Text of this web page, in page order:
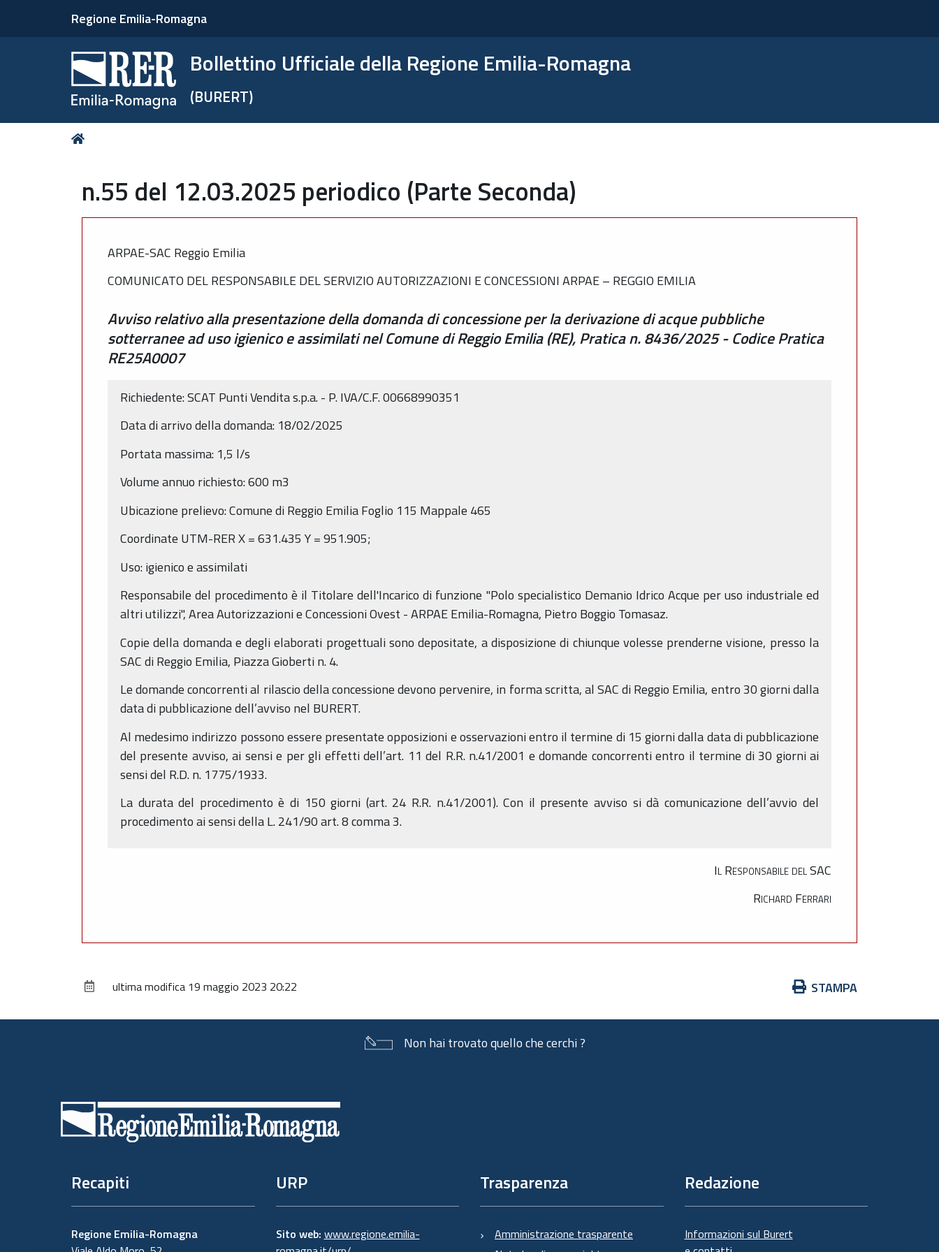
Regione Emilia-Romagna
Bollettino Ufficiale della Regione Emilia-Romagna
(BURERT)
Tu
n.55 del 12.03.2025 periodico (Parte Seconda)
ARPAE-SAC Reggio Emilia
COMUNICATO DEL RESPONSABILE DEL SERVIZIO AUTORIZZAZIONI E CONCESSIONI ARPAE – REGGIO EMILIA
Avviso relativo alla presentazione della domanda di concessione per la derivazione di acque pubbliche
sotterranee ad uso igienico e assimilati nel Comune di Reggio Emilia (RE), Pratica n. 8436/2025 - Codice Pratica
RE25A0007
Richiedente: SCAT Punti Vendita s.p.a. - P. IVA/C.F. 00668990351
Data di arrivo della domanda: 18/02/2025
Portata massima: 1,5 l/s
Volume annuo richiesto: 600 m3
Ubicazione prelievo: Comune di Reggio Emilia Foglio 115 Mappale 465
Coordinate UTM-RER X = 631.435 Y = 951.905;
Uso: igienico e assimilati
Responsabile del procedimento è il Titolare dell'Incarico di funzione "Polo specialistico Demanio Idrico Acque per uso industriale ed
altri utilizzi", Area Autorizzazioni e Concessioni Ovest - ARPAE Emilia-Romagna, Pietro Boggio Tomasaz.
Copie della domanda e degli elaborati progettuali sono depositate, a disposizione di chiunque volesse prenderne visione, presso la
SAC di Reggio Emilia, Piazza Gioberti n. 4.
Le domande concorrenti al rilascio della concessione devono pervenire, in forma scritta, al SAC di Reggio Emilia, entro 30 giorni dalla
data di pubblicazione dell’avviso nel BURERT.
Al medesimo indirizzo possono essere presentate opposizioni e osservazioni entro il termine di 15 giorni dalla data di pubblicazione
del presente avviso, ai sensi e per gli effetti dell’art. 11 del R.R. n.41/2001 e domande concorrenti entro il termine di 30 giorni ai
sensi del R.D. n. 1775/1933.
La durata del procedimento è di 150 giorni (art. 24 R.R. n.41/2001). Con il presente avviso si dà comunicazione dell’avvio del
procedimento ai sensi della L. 241/90 art. 8 comma 3.
Il Responsabile del SAC
Richard Ferrari
Azioni
documento
STAMPA
ultima modifica 19 maggio 2023 20:22
Non hai trovato quello che cerchi ?
Recapiti
Regione Emilia-Romagna
URP
Sito web: www.regione.emilia-
Trasparenza
Amministrazione trasparente
Redazione
Informazioni sul Burert